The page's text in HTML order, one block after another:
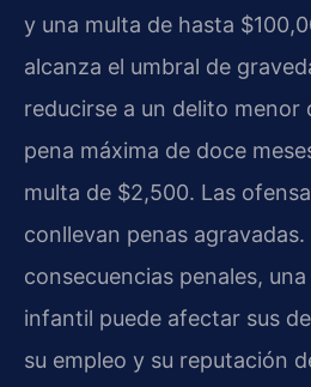
y una multa de hasta
alcanza el umbral de
reducirse a un delito menor
pena máxima de doce
multa de $2,500. Las
conllevan penas agravadas.
consecuencias penales,
infantil puede afectar sus
su empleo y su reputación